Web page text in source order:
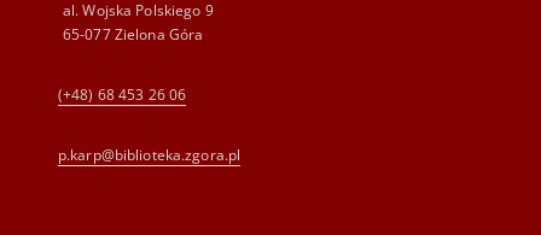
al. Wojska Polskiego 9
65-077 Zielona Góra
(+48) 68 453 26 06
p.karp@biblioteka.zgora.pl